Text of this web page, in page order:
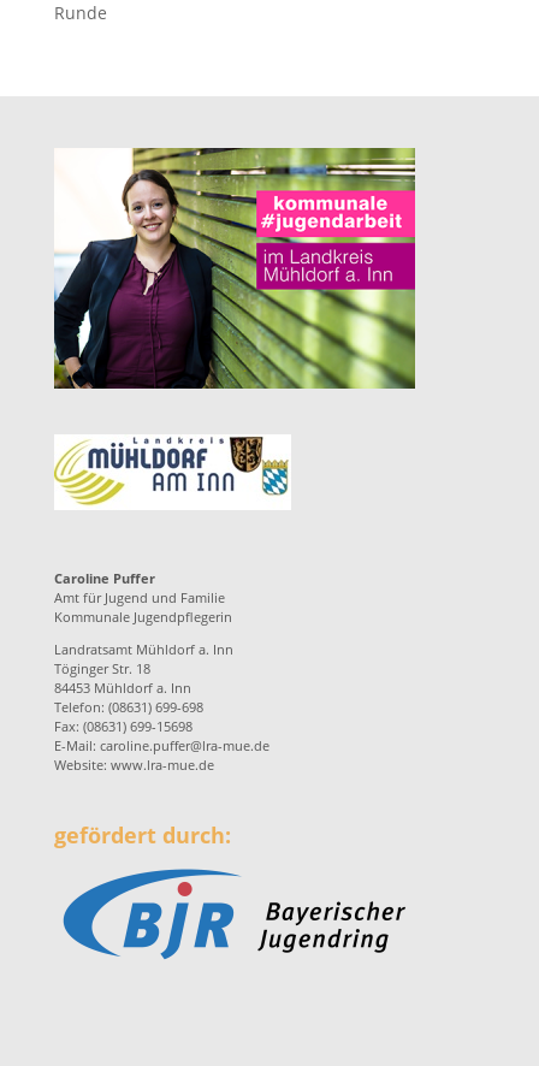
Runde
Caroline Puffer
Amt für Jugend und Familie
Kommunale Jugendpflegerin
Landratsamt Mühldorf a. Inn
Töginger Str. 18
84453 Mühldorf a. Inn
Telefon: (08631) 699-698
Fax: (08631) 699-15698
E-Mail: caroline.puffer@lra-mue.de
Website: www.lra-mue.de
gefördert durch: